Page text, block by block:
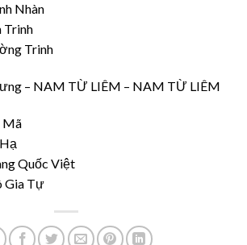
Nhàn
Trinh
Trinh
– NAM TỪ LIÊM – NAM TỪ LIÊM
Mã
Quốc Việt
Gia Tự